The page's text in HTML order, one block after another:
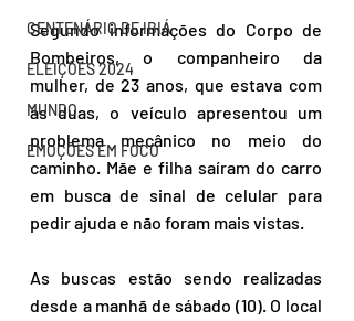
CENTENÁRIO DE IBIÁ
ELEIÇÕES 2024
MUNDO
EMOÇÕES EM FOCO
Segundo informações do Corpo de
Bombeiros, o companheiro da
mulher, de 23 anos, que estava com
as duas, o veículo apresentou um
problema mecânico no meio do
caminho. Mãe e filha saíram do carro
em busca de sinal de celular para
pedir ajuda e não foram mais vistas.
As buscas estão sendo realizadas
desde a manhã de sábado (10). O local